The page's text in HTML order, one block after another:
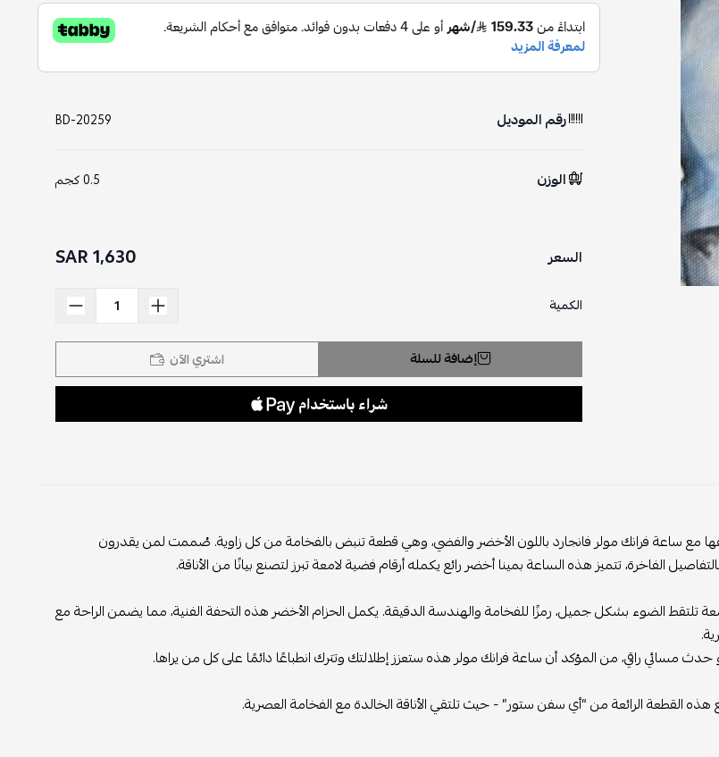
رقم الموديل BD-20259
الوزن 0.5 كجم
السعر 1,630 SAR
الكمية
إضافة للسلة اشتري الآن
مع ساعة فرانك مولر فانجارد باللون الأخضر والفضي، وهي قطعة تنبض بالفخامة من كل زاوية. صُممت لمن يقدرون
الفاخرة، تتميز هذه الساعة بمينا أخضر رائع يكمله أرقام فضية لامعة تبرز لتصنع بيانًا من الأناقة.
تلتقط الضوء بشكل جميل، رمزًا للفخامة والهندسة الدقيقة. يكمل الحزام الأخضر هذه التحفة الفنية، مما يضمن الراحة مع
مسائي راقي، من المؤكد أن ساعة فرانك مولر هذه ستعزز إطلالتك وتترك انطباعًا دائمًا على كل من يراها.
القطعة الرائعة من “أي سفن ستور” - حيث تلتقي الأناقة الخالدة مع الفخامة العصرية.